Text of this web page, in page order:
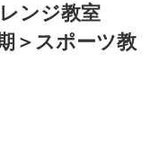
レンジ教室
＞スポーツ教